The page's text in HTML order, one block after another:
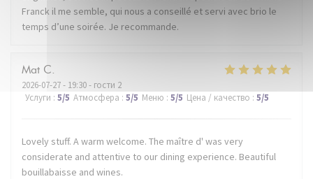
Franck il me semble, qui nous a conseillé et servi avec brio le
temps d’une soirée. Je recommande.
Mat C
2026-07-27- 19:30 - гости 2
Услуги : 5/5 Атмосфера : 5/5 Меню : 5/5 Цена / качество : 5/5
Lovely stuff. A warm welcome. The maître d' was very
considerate and attentive to our dining experience. Beautiful
bouillabaisse and wines.